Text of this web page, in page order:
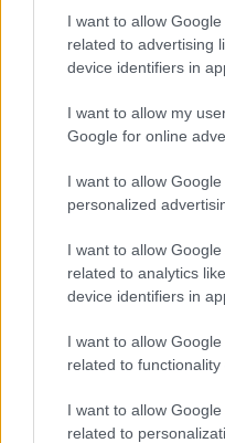
I want to allow
related to advertising
device identifiers in
I want to allow my
Google for online
I want to allow
personalized
I want to allow
related to analytics
device identifiers in
I want to allow
related to
I want to allow
related to
Chiara Ferragni senza
e benessere
BELLEZZA